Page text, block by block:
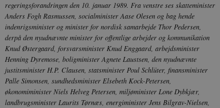
regeringsforandringen den 10. januar 1989. Fra venstre ses skatteminister
Anders Fogh Rasmussen, socialminister Aase Olesen og bag hende
indenrigsminister og minister for nordisk samarbejde Thor Pedersen,
derpå den nyudnævnte minister for offentlige arbejder og kommunikation
Knud Østergaard, forsvarsminister Knud Enggaard, arbejdsminister
Henning Dyremose, boligminister Agnete Laustsen, den nyudnævnte
justitsminister H.P. Clausen, statsminister Poul Schlüter, finansminister
Palle Simonsen, sundhedsminister Elsebeth Kock-Petersen,
økonomiminister Niels Helveg Petersen, miljøminister Lone Dybkjær,
landbrugsminister Laurits Tørnæs, energiminister Jens Bilgrav-Nielsen,